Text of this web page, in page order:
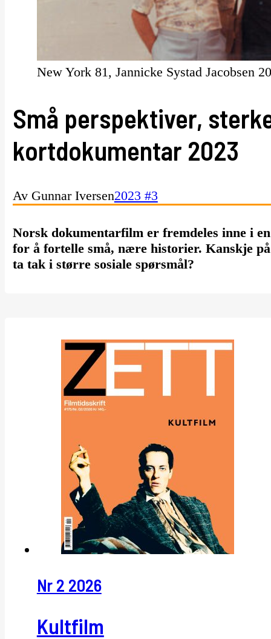
New York 81, Jannicke Systad Jacobsen
Små perspektiver,
kortdokumentar 2023
Av Gunnar Iversen2023 #3
Norsk dokumentarfilm er fremdeles inne i
for å fortelle små, nære historier. Kanskje
ta tak i større sosiale spørsmål?
Nr 2 2026
Kultfilm